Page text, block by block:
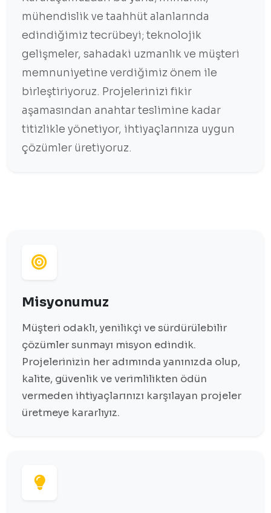
mühendislik ve taahhüt alanlarında
edindiğimiz tecrübeyi; teknolojik
gelişmeler, sahadaki uzmanlık ve müşteri
memnuniyetine verdiğimiz önem ile
birleştiriyoruz. Projelerinizi fikir
aşamasından anahtar teslimine kadar
titizlikle yönetiyor, ihtiyaçlarınıza uygun
çözümler üretiyoruz.
Misyonumuz
Müşteri odaklı, yenilikçi ve sürdürülebilir
çözümler sunmayı misyon edindik.
Projelerinizin her adımında yanınızda olup,
kalite, güvenlik ve verimlilikten ödün
vermeden ihtiyaçlarınızı karşılayan projeler
üretmeye kararlıyız.